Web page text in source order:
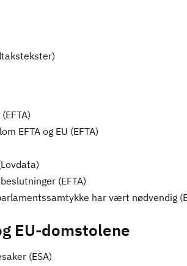
EFTA og EU (EFTA)
(EFTA)
har vært nødvendig
EU-domstolene
(ESA)